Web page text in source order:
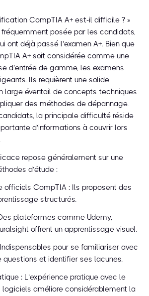
CompTIA A+ est-il difficile ? »
fréquemment posée par les candidats,
ont déjà passé l’examen A+. Bien que
A+ soit considérée comme une
d’entrée de gamme, les examens
Ils requièrent une solide
large éventail de concepts techniques
des méthodes de dépannage.
la principale difficulté réside
d’informations à couvrir lors
repose généralement sur une
d’étude :
officiels CompTIA : Ils proposent des
structurés.
plateformes comme Udemy,
offrent un apprentissage visuel.
pour se familiariser avec
et identifier ses lacunes.
: L’expérience pratique avec le
améliore considérablement la